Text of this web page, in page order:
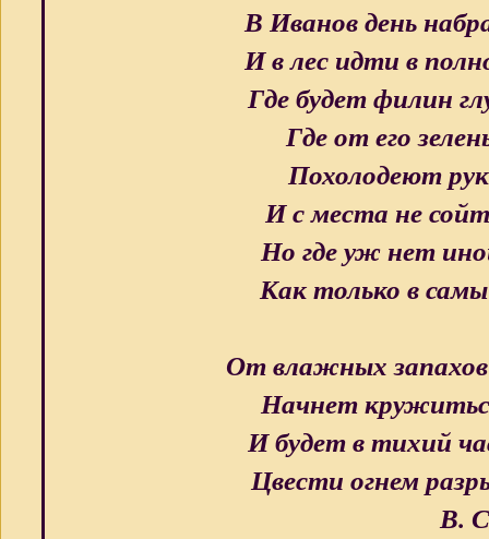
В Иванов день
И в лес идти в
Где будет филин
Где от его
Похолодеют
И с места не
Но где уж нет
Как только в
От влажных
Начнет
И будет в тихий
Цвести огнем
В.